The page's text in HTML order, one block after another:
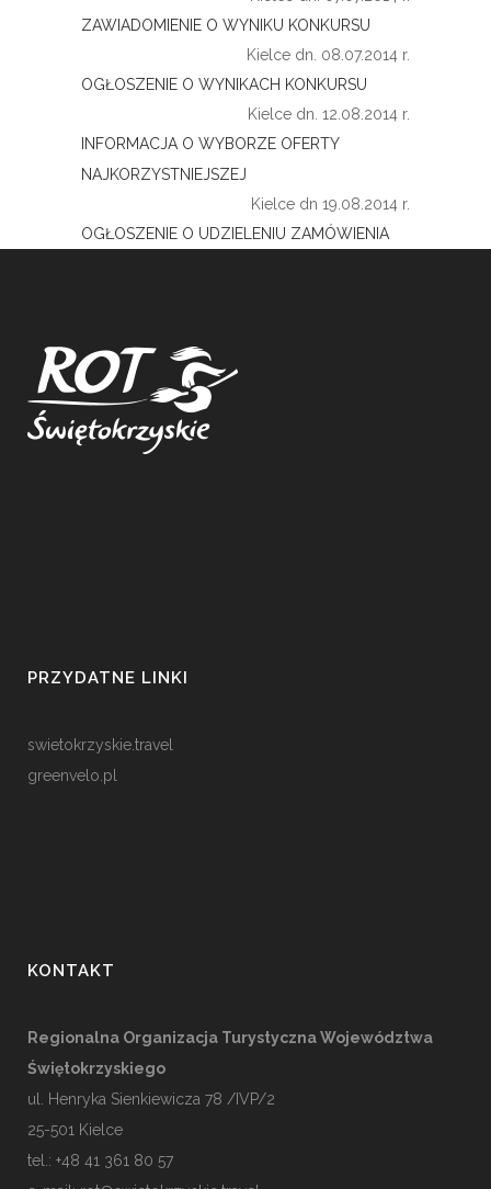
ZAWIADOMIENIE O WYNIKU KONKURSU
Kielce dn. 08.07.2014 r.
OGŁOSZENIE O WYNIKACH KONKURSU
Kielce dn. 12.08.2014 r.
INFORMACJA O WYBORZE OFERTY
NAJKORZYSTNIEJSZEJ
Kielce dn 19.08.2014 r.
OGŁOSZENIE O UDZIELENIU ZAMÓWIENIA
PRZYDATNE LINKI
swietokrzyskie.travel
greenvelo.pl
KONTAKT
Regionalna Organizacja Turystyczna Województwa
Świętokrzyskiego
ul. Henryka Sienkiewicza 78 /IVP/2
25-501 Kielce
tel.: +48 41 361 80 57